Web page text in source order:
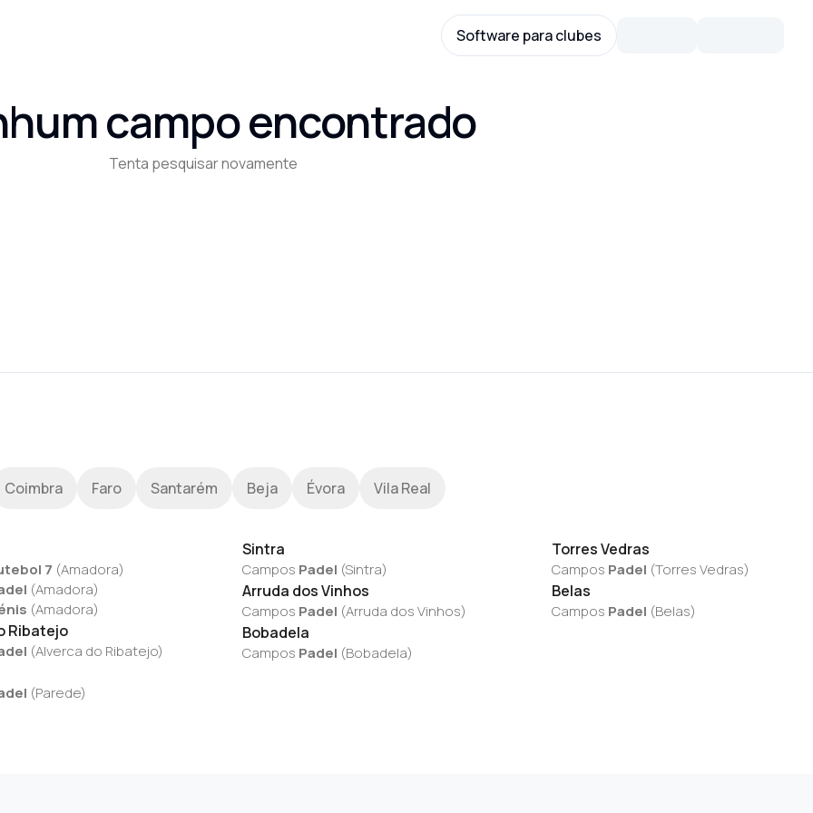
Software para clubes
campo encontrado
Tenta pesquisar novamente
Coimbra Faro Santarém Beja Évora Vila Real
7 (Amadora)
(Amadora)
(Amadora)
Ribatejo
(Alverca do Ribatejo)
(Parede)
Sintra
Campos Padel (Sintra)
Arruda dos Vinhos
Campos Padel (Arruda dos Vinhos)
Bobadela
Campos Padel (Bobadela)
Torres Vedras
Campos Padel (Torres Vedras)
Belas
Campos Padel (Belas)